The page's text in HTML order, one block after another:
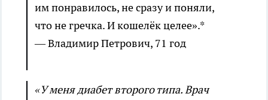
им понравилось, не сразу и поняли,
что не гречка. И кошелёк целее».*
— Владимир Петрович, 71 год
«У меня диабет второго типа. Врач